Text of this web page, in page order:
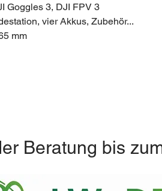
Goggles 3, DJI FPV 3
vier Akkus, Zubehör...
mm
Beratung bis